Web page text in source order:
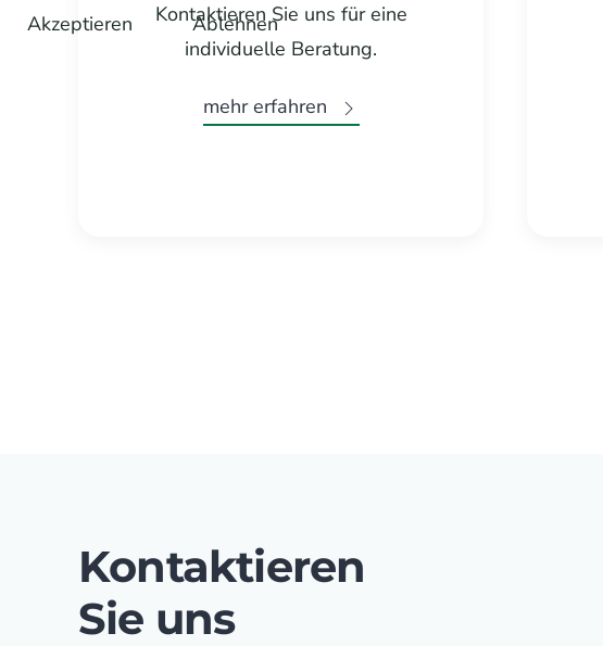
Kontaktieren Sie uns für eine
individuelle Beratung.
mehr erfahren
Kontaktieren
Sie uns
Akzeptieren
Ablehnen